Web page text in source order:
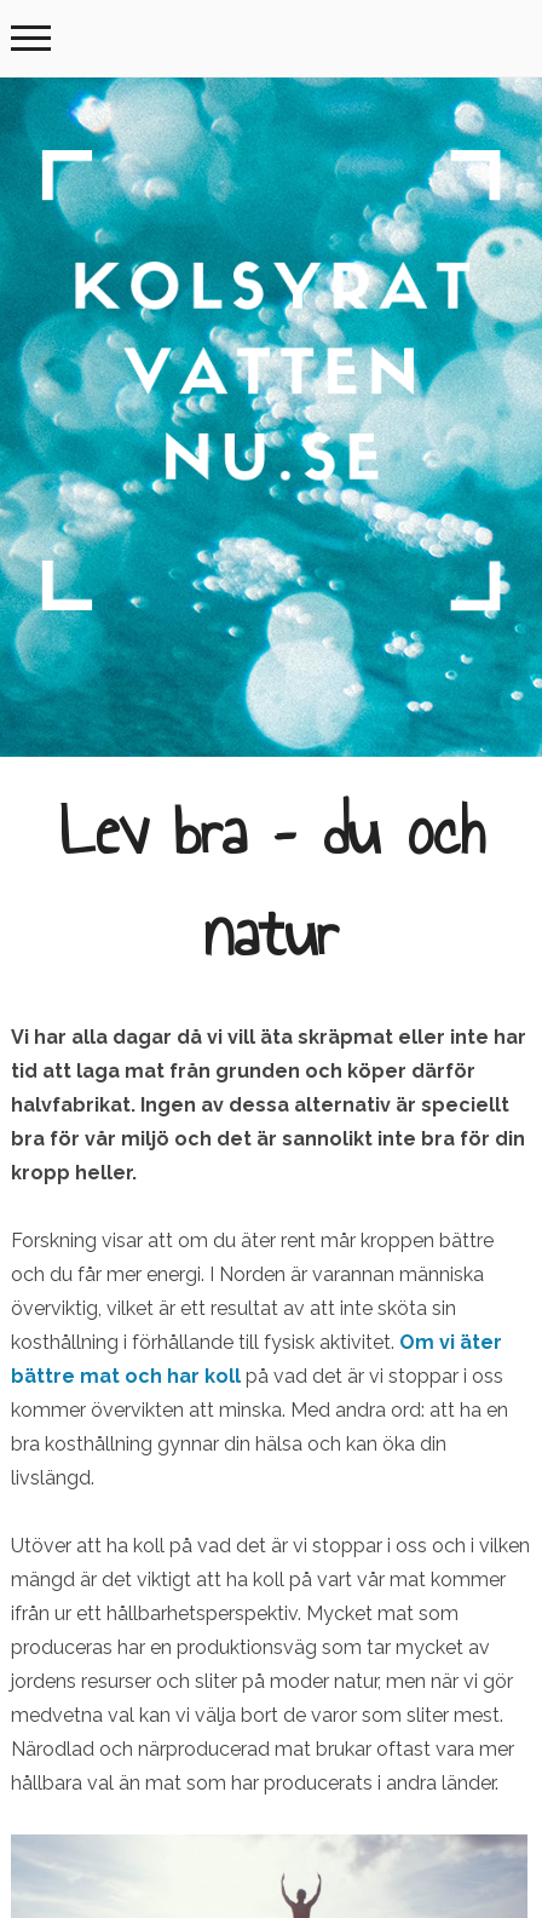
Lev bra – du och
natur
Vi har alla dagar då vi vill äta skräpmat eller inte har
tid att laga mat från grunden och köper därför
halvfabrikat. Ingen av dessa alternativ är speciellt
bra för vår miljö och det är sannolikt inte bra för din
kropp heller.
Forskning visar att om du äter rent mår kroppen bättre
och du får mer energi. I Norden är varannan människa
överviktig, vilket är ett resultat av att inte sköta sin
kosthållning i förhållande till fysisk aktivitet. Om vi äter
bättre mat och har kollpå vad det är vi stoppar i oss
kommer övervikten att minska. Med andra ord: att ha en
bra kosthållning gynnar din hälsa och kan öka din
livslängd.
Utöver att ha koll på vad det är vi stoppar i oss och i vilken
mängd är det viktigt att ha koll på vart vår mat kommer
ifrån ur ett hållbarhetsperspektiv. Mycket mat som
produceras har en produktionsväg som tar mycket av
jordens resurser och sliter på moder natur, men när vi gör
medvetna val kan vi välja bort de varor som sliter mest.
Närodlad och närproducerad mat brukar oftast vara mer
hållbara val än mat som har producerats i andra länder.